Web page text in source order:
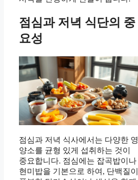
점심과 저녁 식단의 중
요성
점심과 저녁 식사에서는 다양한 영
양소를 균형 있게 섭취하는 것이
중요합니다. 점심에는 잡곡밥이나
현미밥을 기본으로 하여, 단백질이